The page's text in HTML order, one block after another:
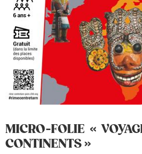
MICRO-FOLIE «
CONTINENTS »